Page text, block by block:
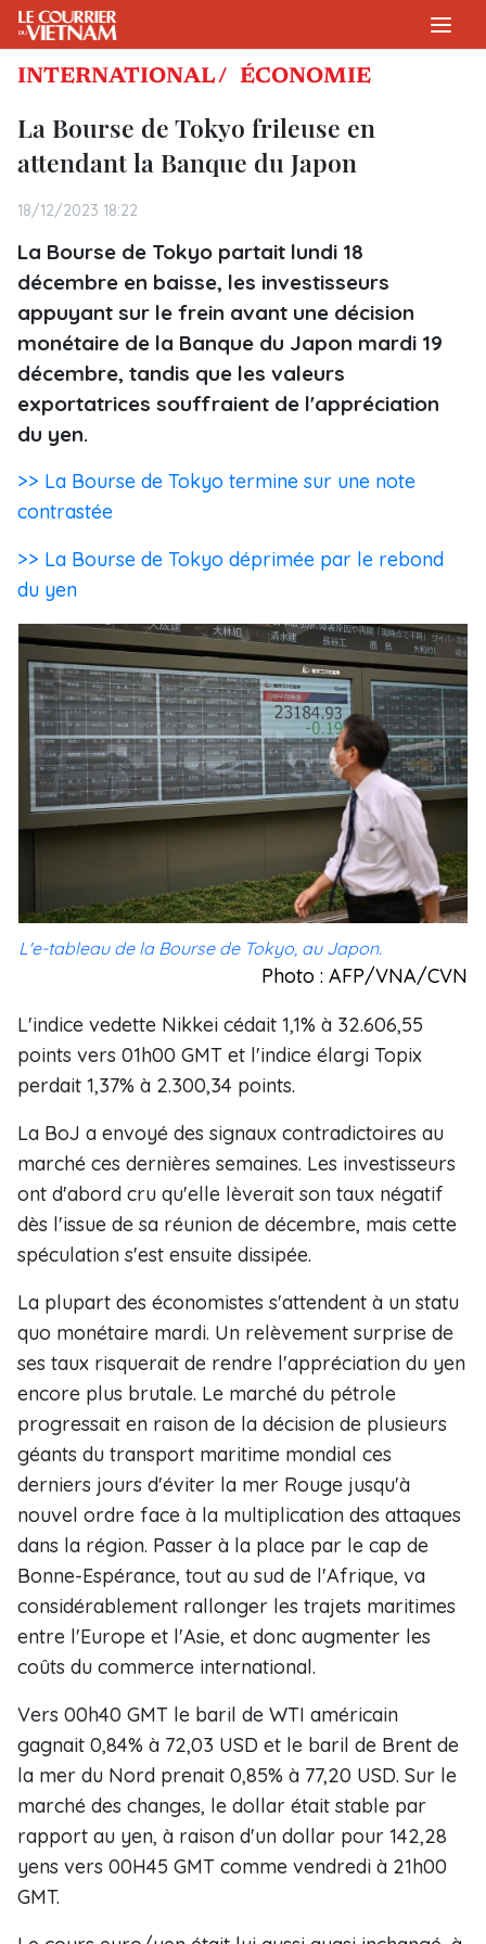
INTERNATIONAL / ÉCONOMIE
La Bourse de Tokyo frileuse en
attendant la Banque du Japon
18/12/2023 18:22
La Bourse de Tokyo partait lundi 18
décembre en baisse, les investisseurs
appuyant sur le frein avant une décision
monétaire de la Banque du Japon mardi 19
décembre, tandis que les valeurs
exportatrices souffraient de l'appréciation
du yen.
>> La Bourse de Tokyo termine sur une note
contrastée
>> La Bourse de Tokyo déprimée par le rebond
du yen
L'e-tableau de la Bourse de Tokyo, au Japon.
Photo : AFP/VNA/CVN
L'indice vedette Nikkei cédait 1,1% à 32.606,55
points vers 01h00 GMT et l'indice élargi Topix
perdait 1,37% à 2.300,34 points.
La BoJ a envoyé des signaux contradictoires au
marché ces dernières semaines. Les investisseurs
ont d'abord cru qu'elle lèverait son taux négatif
dès l'issue de sa réunion de décembre, mais cette
spéculation s'est ensuite dissipée.
La plupart des économistes s'attendent à un statu
quo monétaire mardi. Un relèvement surprise de
ses taux risquerait de rendre l'appréciation du yen
encore plus brutale. Le marché du pétrole
progressait en raison de la décision de plusieurs
géants du transport maritime mondial ces
derniers jours d'éviter la mer Rouge jusqu'à
nouvel ordre face à la multiplication des attaques
dans la région. Passer à la place par le cap de
Bonne-Espérance, tout au sud de l'Afrique, va
considérablement rallonger les trajets maritimes
entre l'Europe et l'Asie, et donc augmenter les
coûts du commerce international.
Vers 00h40 GMT le baril de WTI américain
gagnait 0,84% à 72,03 USD et le baril de Brent de
la mer du Nord prenait 0,85% à 77,20 USD. Sur le
marché des changes, le dollar était stable par
rapport au yen, à raison d'un dollar pour 142,28
yens vers 00H45 GMT comme vendredi à 21h00
GMT.